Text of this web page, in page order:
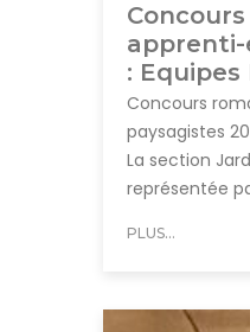
apprenti-
: Equipes
Concours
paysagistes
La section
représentée
PLUS...